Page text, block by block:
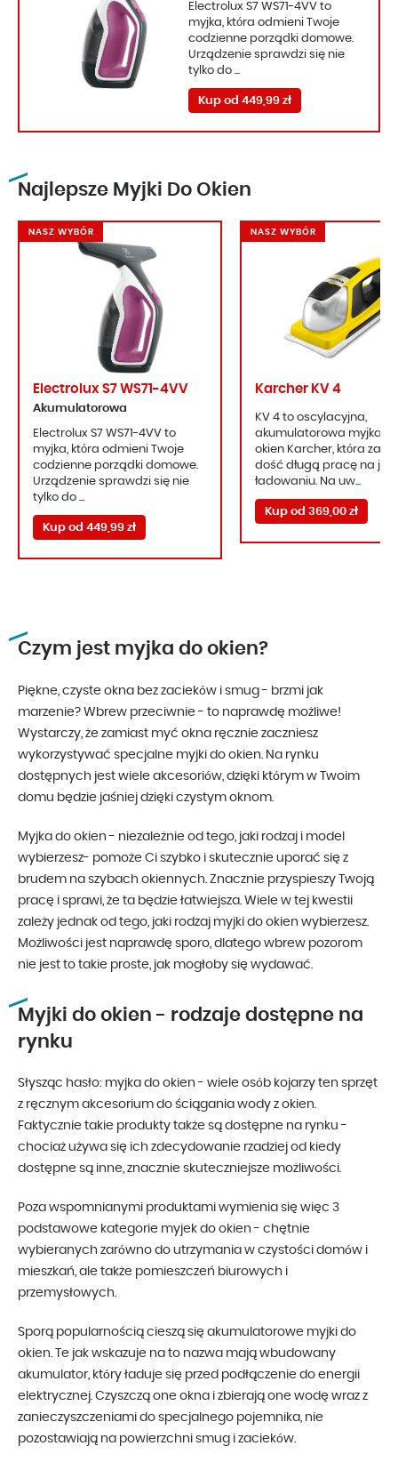
Electrolux S7 WS71-4VV to
myjka, która odmieni Twoje
codzienne porządki domowe.
Urządzenie sprawdzi się nie
tylko do ...
Kup od 449,99 zł
Najlepsze Myjki Do Okien
Electrolux S7 WS71-4VV
Akumulatorowa
Electrolux S7 WS71-4VV to
myjka, która odmieni Twoje
codzienne porządki domowe.
Urządzenie sprawdzi się nie
tylko do ...
Kup od 449,99 zł
NASZ WYBÓR
Karcher KV 4
KV 4 to oscylacyjna,
akumulatorowa myjka
okien Karcher, która
dość długą pracę na
ładowaniu. Na uw...
Kup od 369,00 zł
NASZ WYBÓR
Czym jest myjka do okien?
Piękne, czyste okna bez zacieków i smug - brzmi jak
marzenie? Wbrew przeciwnie - to naprawdę możliwe!
Wystarczy, że zamiast myć okna ręcznie zaczniesz
wykorzystywać specjalne myjki do okien. Na rynku
dostępnych jest wiele akcesoriów, dzięki którym w Twoim
domu będzie jaśniej dzięki czystym oknom.
Myjka do okien - niezależnie od tego, jaki rodzaj i model
wybierzesz- pomoże Ci szybko i skutecznie uporać się z
brudem na szybach okiennych. Znacznie przyspieszy Twoją
pracę i sprawi, że ta będzie łatwiejsza. Wiele w tej kwestii
zależy jednak od tego, jaki rodzaj myjki do okien wybierzesz.
Możliwości jest naprawdę sporo, dlatego wbrew pozorom
nie jest to takie proste, jak mogłoby się wydawać.
Myjki do okien - rodzaje dostępne na
rynku
Słysząc hasło: myjka do okien - wiele osób kojarzy ten sprzęt
z ręcznym akcesorium do ściągania wody z okien.
Faktycznie takie produkty także są dostępne na rynku -
chociaż używa się ich zdecydowanie rzadziej od kiedy
dostępne są inne, znacznie skuteczniejsze możliwości.
Poza wspomnianymi produktami wymienia się więc 3
podstawowe kategorie myjek do okien - chętnie
wybieranych zarówno do utrzymania w czystości domów i
mieszkań, ale także pomieszczeń biurowych i
przemysłowych.
Sporą popularnością cieszą się akumulatorowe myjki do
okien. Te jak wskazuje na to nazwa mają wbudowany
akumulator, który ładuje się przed podłączenie do energii
elektrycznej. Czyszczą one okna i zbierają one wodę wraz z
zanieczyszczeniami do specjalnego pojemnika, nie
pozostawiają na powierzchni smug i zacieków.